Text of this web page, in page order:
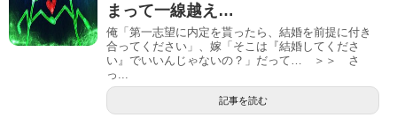
まって一線越え…
俺「第一志望に内定を貰ったら、結婚を前提に付き
合ってください」、嫁「そこは『結婚してくださ
い』でいいんじゃないの？」だって… ＞＞ さ
っ...
記事を読む